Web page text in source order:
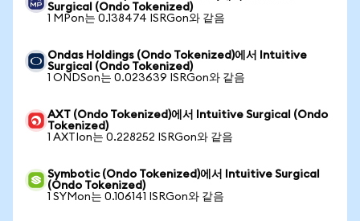
Surgical (Ondo Tokenized)
1 MPon는 0.138474 ISRGon와 같음
Ondas Holdings (Ondo Tokenized)에서 Intuitive
Surgical (Ondo Tokenized)
1 ONDSon는 0.023639 ISRGon와 같음
AXT (Ondo Tokenized)에서 Intuitive Surgical (Ondo
Tokenized)
1 AXTIon는 0.228252 ISRGon와 같음
Symbotic (Ondo Tokenized)에서 Intuitive Surgical
(Ondo Tokenized)
1 SYMon는 0.106141 ISRGon와 같음